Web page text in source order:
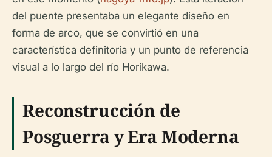
del puente presentaba un elegante diseño en
forma de arco, que se convirtió en una
característica definitoria y un punto de referencia
visual a lo largo del río Horikawa.
Reconstrucción de
Posguerra y Era Moderna